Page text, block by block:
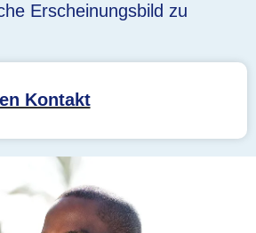
Erscheinungsbild zu
Kontakt